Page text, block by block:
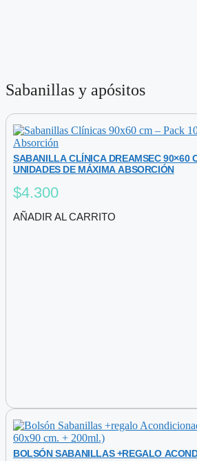
Sabanillas y apósitos
SABANILLA CLÍNICA DREAMSEC 90×60
UNIDADES DE MÁXIMA ABSORCIÓN
$4.300
AÑADIR AL CARRITO
BOLSÓN SABANILLAS +REGALO